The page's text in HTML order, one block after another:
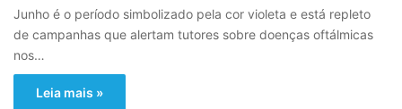
Junho é o período simbolizado pela cor violeta e está repleto
de campanhas que alertam tutores sobre doenças oftálmicas
nos…
Leia mais »